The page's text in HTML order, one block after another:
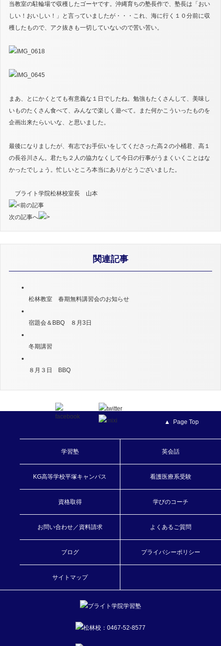
当教室の駐輪場で収穫したゴーヤです。沖縄育ちの塾長作で、塾長は「おい
しい！おいしい！」と言っていましたが・・・これ、海に行く１０分前に収
穫したもので、アク抜きも一切していないので苦い苦い。
まあ、とにかくとても有意義な１日でしたね。勉強もたくさんして、美味し
いものたくさん食べて、みんなで楽しく遊べて。また何かこういったものを
企画出来たらいいな、と思いました。
最後になりましたが、有志でお手伝いをしてくださった高２の小桶君、高１
の長谷川さん。君たち２人の協力なくして今日の行事がうまくいくことはな
かったでしょう。忙しいところ本当にありがとうございました。
ブライト学院松林校室長 山本
前の記事
次の記事へ
関連記事
松林教室 春期無料講習会のお知らせ
宿題会＆BBQ ８月3日
冬期講習
８月３日 BBQ
Page Top
学習塾 英会話
KG高等学校平塚キャンパス 看護医療系受験
資格取得 学びのコーチ
お問い合わせ／資料請求 よくあるご質問
ブログ プライバシーポリシー
サイトマップ